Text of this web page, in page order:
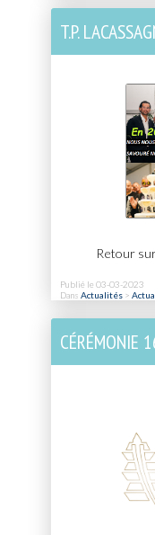
T.P.
Retour
Publié le 03-03-2023
Dans Actualités>
CÉRÉMONIE